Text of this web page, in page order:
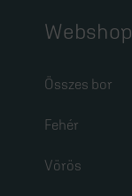
Webshop
Összes bor
Fehér
Vörös